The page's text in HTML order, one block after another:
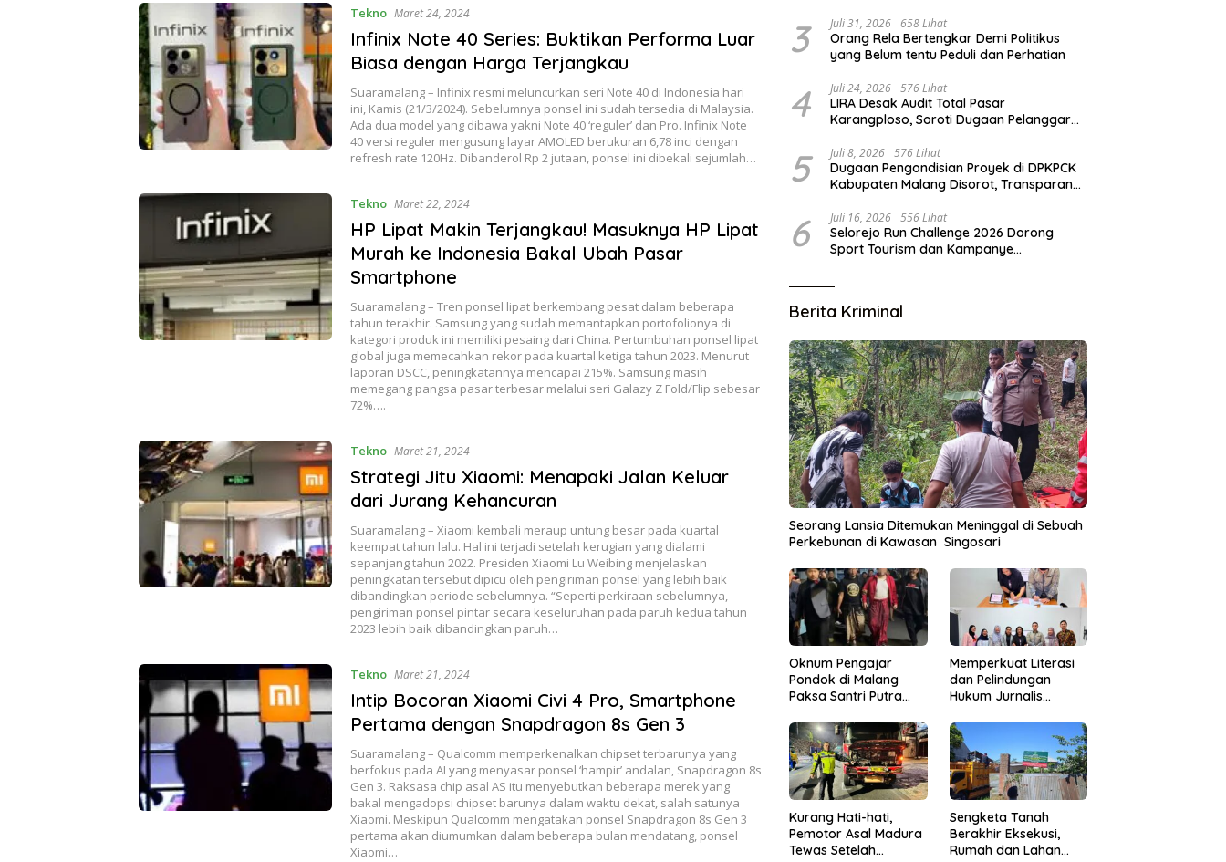
Tekno Maret 24, 2024
Infinix Note 40 Series: Buktikan Performa Luar
Biasa dengan Harga Terjangkau
Suaramalang – Infinix resmi meluncurkan seri Note 40 di Indonesia hari
ini, Kamis (21/3/2024). Sebelumnya ponsel ini sudah tersedia di Malaysia.
Ada dua model yang dibawa yakni Note 40 ‘reguler’ dan Pro. Infinix Note
40 versi reguler mengusung layar AMOLED berukuran 6,78 inci dengan
refresh rate 120Hz. Dibanderol Rp 2 jutaan, ponsel ini dibekali sejumlah…
Tekno Maret 22, 2024
HP Lipat Makin Terjangkau! Masuknya HP Lipat
Murah ke Indonesia Bakal Ubah Pasar
Smartphone
Suaramalang – Tren ponsel lipat berkembang pesat dalam beberapa
tahun terakhir. Samsung yang sudah memantapkan portofolionya di
kategori produk ini memiliki pesaing dari China. Pertumbuhan ponsel lipat
global juga memecahkan rekor pada kuartal ketiga tahun 2023. Menurut
laporan DSCC, peningkatannya mencapai 215%. Samsung masih
memegang pangsa pasar terbesar melalui seri Galazy Z Fold/Flip sebesar
72%….
Tekno Maret 21, 2024
Strategi Jitu Xiaomi: Menapaki Jalan Keluar
dari Jurang Kehancuran
Suaramalang – Xiaomi kembali meraup untung besar pada kuartal
keempat tahun lalu. Hal ini terjadi setelah kerugian yang dialami
sepanjang tahun 2022. Presiden Xiaomi Lu Weibing menjelaskan
peningkatan tersebut dipicu oleh pengiriman ponsel yang lebih baik
dibandingkan periode sebelumnya. “Seperti perkiraan sebelumnya,
pengiriman ponsel pintar secara keseluruhan pada paruh kedua tahun
2023 lebih baik dibandingkan paruh…
Tekno Maret 21, 2024
Intip Bocoran Xiaomi Civi 4 Pro, Smartphone
Pertama dengan Snapdragon 8s Gen 3
Suaramalang – Qualcomm memperkenalkan chipset terbarunya yang
berfokus pada AI yang menyasar ponsel ‘hampir’ andalan, Snapdragon 8s
Gen 3. Raksasa chip asal AS itu menyebutkan beberapa merek yang
bakal mengadopsi chipset barunya dalam waktu dekat, salah satunya
Xiaomi. Meskipun Qualcomm mengatakan ponsel Snapdragon 8s Gen 3
pertama akan diumumkan dalam beberapa bulan mendatang, ponsel
Xiaomi…
3 Juli 31, 2026 658 Lihat
Orang Rela Bertengkar Demi Politikus
yang Belum tentu Peduli dan Perhatian
4 Juli 24, 2026 576 Lihat
LIRA Desak Audit Total Pasar
Karangploso, Soroti Dugaan Pelanggaran
5 Juli 8, 2026 576 Lihat
Dugaan Pengondisian Proyek di DPKPCK
Kabupaten Malang Disorot, Transparansi
6 Juli 16, 2026 556 Lihat
Selorejo Run Challenge 2026 Dorong
Sport Tourism dan Kampanye
Berita Kriminal
Seorang Lansia Ditemukan Meninggal di Sebuah
Perkebunan di Kawasan Singosari
Oknum Pengajar
Pondok di Malang
Paksa Santri Putra
Memperkuat Literasi
dan Pelindungan
Hukum Jurnalis
Hukumonline
Menyediakan Layanan
AI Gratis
Kurang Hati-hati,
Pemotor Asal Madura
Tewas Setelah
Sengketa Tanah
Berakhir Eksekusi,
Rumah dan Lahan